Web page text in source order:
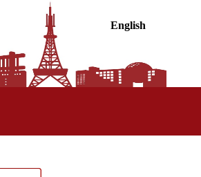
English